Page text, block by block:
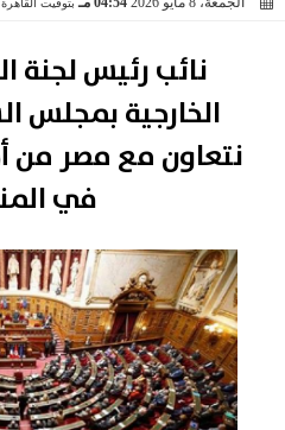
بتوقيت القاهرة
نائب رئيس لجنة
الخارجية بمجلس
نتعاون مع مصر من
في